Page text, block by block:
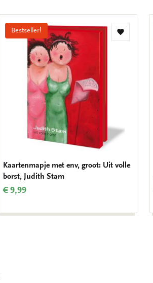
Bestseller!
Toevoegen
Kaartenmapje met env, groot: Uit volle
borst, Judith Stam
€ 9,99